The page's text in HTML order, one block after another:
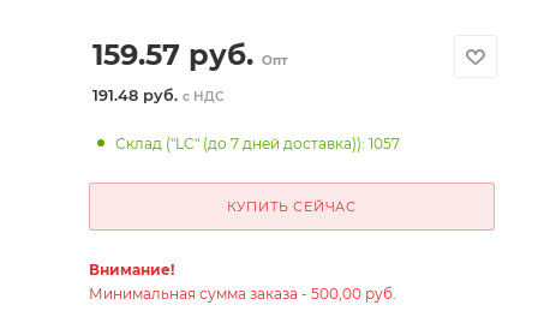
159.57 руб. Опт
191.48 руб. с НДС
Склад ("LC" (до 7 дней доставка)): 1057
КУПИТЬ СЕЙЧАС
Внимание!
Минимальная сумма заказа - 500,00 руб.